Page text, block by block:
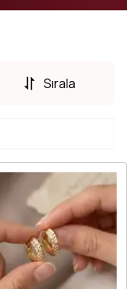
Sırala